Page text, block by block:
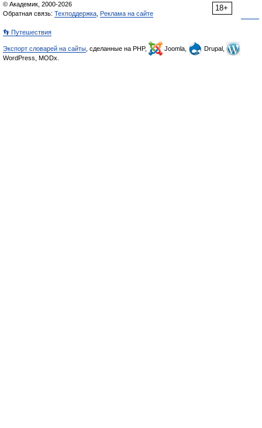
18+
© Академик, 2000-2026
Обратная связь: Техподдержка Реклама на сайте
👣 Путешествия
Экспорт словарей на сайты , сделанные на PHP, Joomla,
Drupal,
WordPress, MODx.